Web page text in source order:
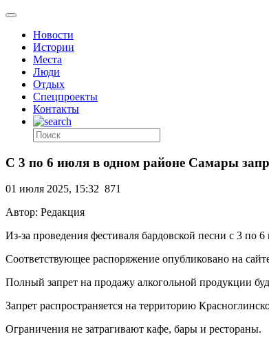
Новости
Истории
Места
Люди
Отдых
Спецпроекты
Контакты
С 3 по 6 июля в одном районе Самары
01 июля 2025, 15:32 871
Автор: Редакция
Из-за проведения фестиваля бардовской песни с 3 по
Соответствующее распоряжение опубликовано на
Полный запрет на продажу алкогольной продукции
Запрет распространяется на территорию
Ограничения не затрагивают кафе, бары и рестораны.